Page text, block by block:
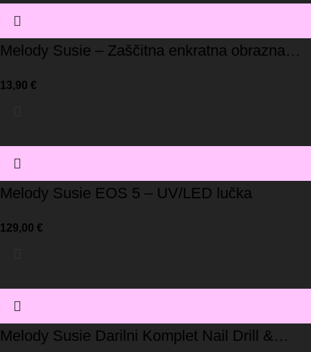
Melody Susie – Zaščitna enkratna obrazna
13,90 €
Melody Susie EOS 5 – UV/LED lučka
129,00 €
Melody Susie Darilni Komplet Nail Drill &